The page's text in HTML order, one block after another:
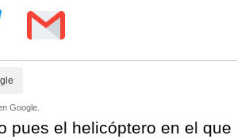
Google.
pues el helicóptero en el que